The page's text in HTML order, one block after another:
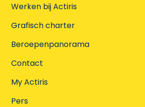
Werken bij Actiris
Grafisch charter
Beroepenpanorama
Contact
My Actiris
Pers